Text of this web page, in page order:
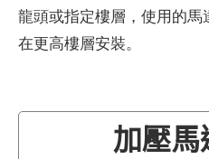
龍頭或指定樓層，使用的
在更高樓層安裝。
加壓馬